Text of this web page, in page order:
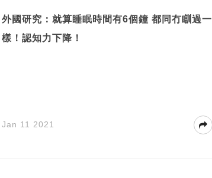
外國研究：就算睡眠時間有6個鐘 都同冇瞓過一
樣！認知力下降！
Jan 11 2021